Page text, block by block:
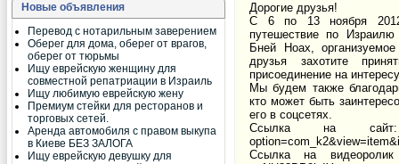
Дорогие друзья!
С 6 по 13 ноября 2012
путешествие по
Бней Ноах,
друзья захотите
присоединение на
Мы будем также
кто может быть
его в соцсетях.
Ссылка на сайт:
Ссылка на видеоролик
Новые объявления
Перевод с нотарильным заверением
Оберег для дома, оберег от врагов,
оберег от тюрьмы
Ищу еврейскую женщину для
совместной репатриации в Израиль
Ищу любимую еврейскую жену
Премиум стейки для ресторанов и
торговых сетей.
Аренда автомобиля с правом выкупа
в Киеве БЕЗ ЗАЛОГА
Ищу еврейскую девушку для